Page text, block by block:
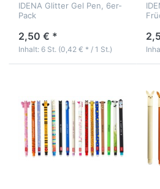
IDENA Glitter Gel Pen, 6er-
Pack
2,50 € *
Inhalt: 6 St. (0,42 € * / 1 St.)